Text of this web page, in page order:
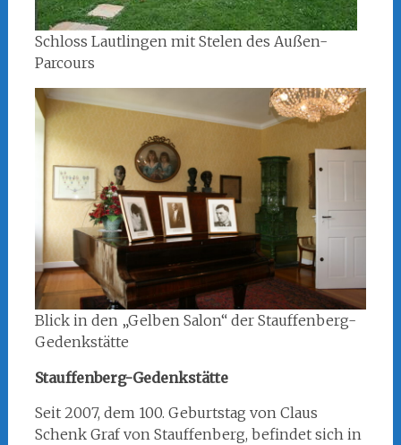
Schloss Lautlingen mit Stelen des Außen-
Parcours
Blick in den „Gelben Salon“ der Stauffenberg-
Gedenkstätte
Stauffenberg-Gedenkstätte
Seit 2007, dem 100. Geburtstag von Claus
Schenk Graf von Stauffenberg, befindet sich in